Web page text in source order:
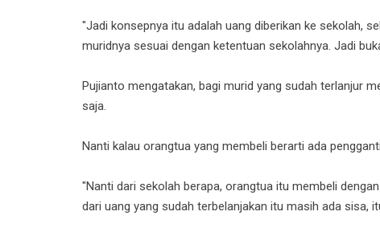
"Jadi konsepnya itu adalah uang diberikan ke sekolah,
muridnya sesuai dengan ketentuan sekolahnya. Jadi
Pujianto mengatakan, bagi murid yang sudah terlanjur
saja.
Nanti kalau orangtua yang membeli berarti ada
"Nanti dari sekolah berapa, orangtua itu membeli
dari uang yang sudah terbelanjakan itu masih ada sisa,